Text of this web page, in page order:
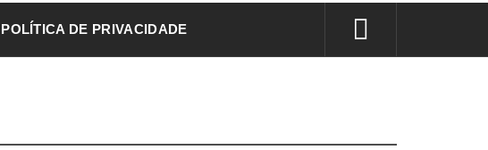
POLÍTICA DE PRIVACIDADE